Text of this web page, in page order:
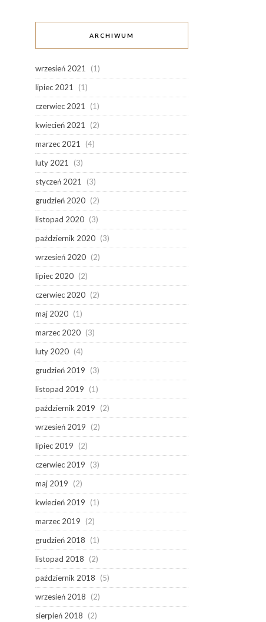
ARCHIWUM
wrzesień 2021
(1)
lipiec 2021
(1)
czerwiec 2021
(1)
kwiecień 2021
(2)
marzec 2021
(4)
luty 2021
(3)
styczeń 2021
(3)
grudzień 2020 (2)
listopad 2020 (3)
październik 2020 (3)
wrzesień 2020 (2)
lipiec 2020 (2)
czerwiec 2020 (2)
maj 2020 (1)
marzec 2020 (3)
luty 2020 (4)
grudzień 2019
(3)
listopad 2019
(1)
październik 2019
(2)
wrzesień 2019
(2)
lipiec 2019
(2)
czerwiec 2019
(3)
maj 2019
(2)
kwiecień 2019
(1)
marzec 2019
(2)
grudzień 2018
(1)
listopad 2018
(2)
październik 2018
(5)
wrzesień 2018
(2)
sierpień 2018
(2)